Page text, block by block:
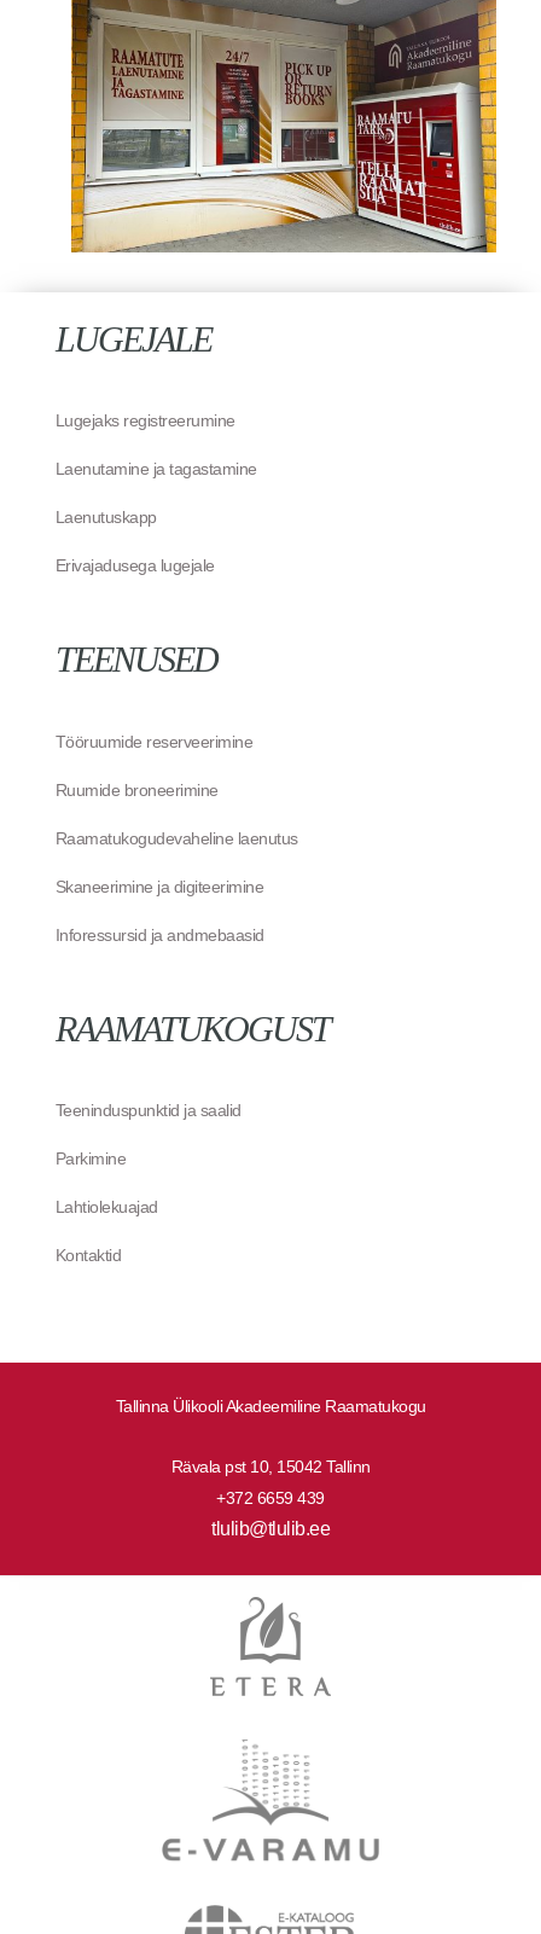
Tallinna Ülikooli Akadeemiline Raamatukogu
Rävala pst 10, 15042 Tallinn
+372 6659 439
tlulib@tlulib.ee
LUGEJALE
Lugejaks registreerumine
Laenutamine ja tagastamine
Laenutuskapp
Erivajadusega lugejale
TEENUSED
Tööruumide reserveerimine
Ruumide broneerimine
Raamatukogudevaheline laenutus
Skaneerimine ja digiteerimine
Inforessursid ja andmebaasid
RAAMATUKOGUST
Teeninduspunktid ja saalid
Parkimine
Lahtiolekuajad
Kontaktid